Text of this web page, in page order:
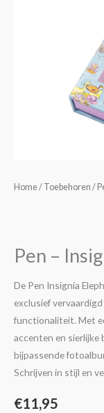
Home/ Toebehoren /
Pen –
De Pen Insignia
exclusief
functionaliteit. Met
accenten en sierlijke
bijpassende
Schrijven in stijl en
€11,95
Pen
Elephant